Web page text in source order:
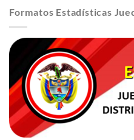
Formatos Estadísticas